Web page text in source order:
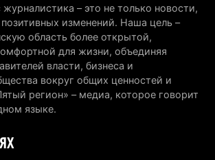
191
травмами эвакуировали в
области после камнепада
162
судят спустя год после
– это не только новости,
изменений. Наша цель –
область более открытой,
для жизни, объединяя
власти, бизнеса и
вокруг общих ценностей и
регион» – медиа, которое говорит
языке.